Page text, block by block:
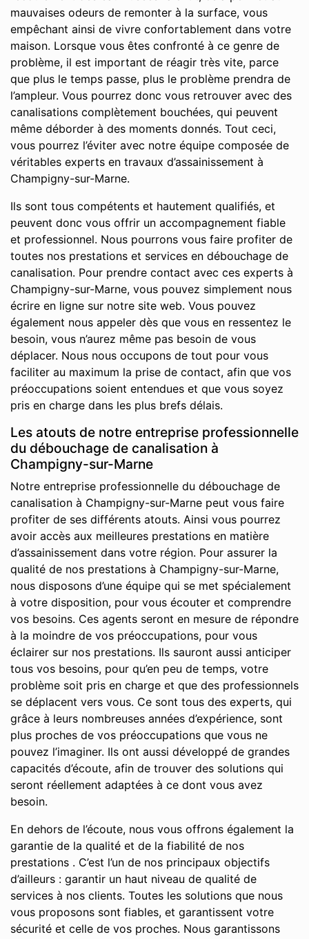
mauvaises odeurs de remonter à la surface, vous
empêchant ainsi de vivre confortablement dans votre
maison. Lorsque vous êtes confronté à ce genre de
problème, il est important de réagir très vite, parce
que plus le temps passe, plus le problème prendra de
l’ampleur. Vous pourrez donc vous retrouver avec des
canalisations complètement bouchées, qui peuvent
même déborder à des moments donnés. Tout ceci,
vous pourrez l’éviter avec notre équipe composée de
véritables experts en travaux d’assainissement à
Champigny-sur-Marne.
Ils sont tous compétents et hautement qualifiés, et
peuvent donc vous offrir un accompagnement fiable
et professionnel. Nous pourrons vous faire profiter de
toutes nos prestations et services en débouchage de
canalisation. Pour prendre contact avec ces experts à
Champigny-sur-Marne, vous pouvez simplement nous
écrire en ligne sur notre site web. Vous pouvez
également nous appeler dès que vous en ressentez le
besoin, vous n’aurez même pas besoin de vous
déplacer. Nous nous occupons de tout pour vous
faciliter au maximum la prise de contact, afin que vos
préoccupations soient entendues et que vous soyez
pris en charge dans les plus brefs délais.
Les atouts de notre entreprise professionnelle
du débouchage de canalisation à
Champigny-sur-Marne
Notre entreprise professionnelle du débouchage de
canalisation à Champigny-sur-Marne peut vous faire
profiter de ses différents atouts. Ainsi vous pourrez
avoir accès aux meilleures prestations en matière
d’assainissement dans votre région. Pour assurer la
qualité de nos prestations à Champigny-sur-Marne,
nous disposons d’une équipe qui se met spécialement
à votre disposition, pour vous écouter et comprendre
vos besoins. Ces agents seront en mesure de répondre
à la moindre de vos préoccupations, pour vous
éclairer sur nos prestations. Ils sauront aussi anticiper
tous vos besoins, pour qu’en peu de temps, votre
problème soit pris en charge et que des professionnels
se déplacent vers vous. Ce sont tous des experts, qui
grâce à leurs nombreuses années d’expérience, sont
plus proches de vos préoccupations que vous ne
pouvez l’imaginer. Ils ont aussi développé de grandes
capacités d’écoute, afin de trouver des solutions qui
seront réellement adaptées à ce dont vous avez
besoin.
En dehors de l’écoute, nous vous offrons également la
garantie de la qualité et de la fiabilité de nos
prestations . C’est l’un de nos principaux objectifs
d’ailleurs : garantir un haut niveau de qualité de
services à nos clients. Toutes les solutions que nous
vous proposons sont fiables, et garantissent votre
sécurité et celle de vos proches. Nous garantissons